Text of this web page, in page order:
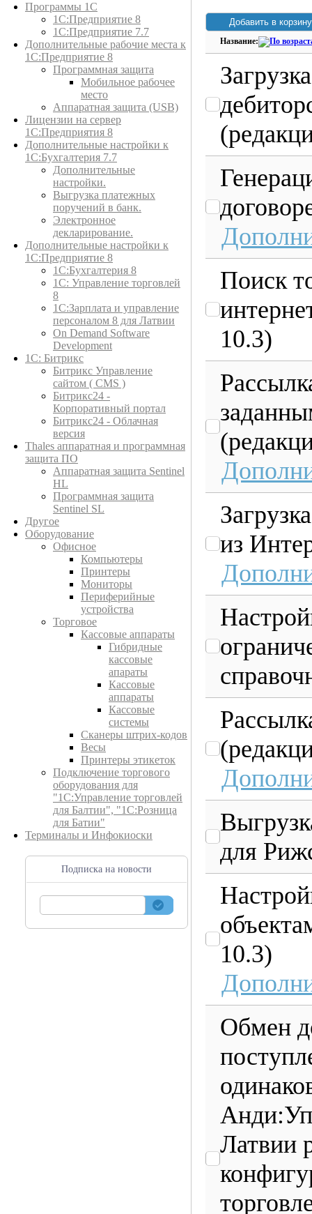
Программы 1С
1С:Предприятие 8
1С:Предприятие 7.7
Дополнительные рабочие места к
1С:Предприятие 8
Программная защита
Мобильное рабочее
место
Аппаратная защита (USB)
Лицензии на сервер
1С:Предприятия 8
Дополнительные настройки к
1С:Бухгалтерия 7.7
Дополнительные
настройки.
Выгрузка платежных
поручений в банк.
Электронное
декларирование.
Дополнительные настройки к
1С:Предприятие 8
1С:Бухгалтерия 8
1C: Управление торговлей
8
1С:Зарплата и управление
персоналом 8 для Латвии
On Demand Software
Development
1С: Битрикс
Битрикс Управление
сайтом ( CMS )
Битрикс24 -
Корпоративный портал
Битрикс24 - Облачная
версия
Thales аппаратная и программная
защита ПО
Аппаратная защита Sentinel
HL
Программная защита
Sentinel SL
Другое
Оборудование
Офисное
Компьютеры
Принтеры
Мониторы
Периферийные
устройства
Торговое
Кассовые аппараты
Гибридные
кассовые
апараты
Кассовые
аппараты
Кассовые
системы
Сканеры штрих-кодов
Весы
Принтеры этикеток
Подключение торгового
оборудования для
"1С:Управление торговлей
для Балтии", "1С:Розница
для Батии"
Терминалы и Инфокиоски
Подписка на новости
Название:
Поиск
10.3)
из
для
10.3)
Обмен
Латвии